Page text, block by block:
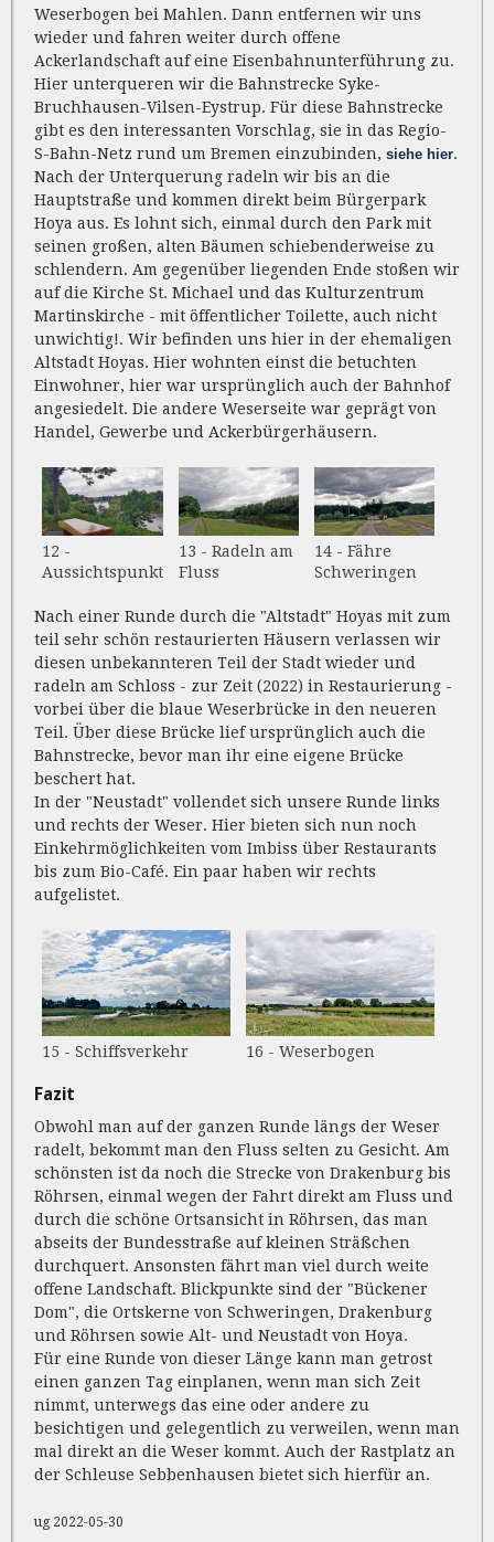
Weserbogen bei Mahlen. Dann entfernen wir uns
wieder und fahren weiter durch offene
Ackerlandschaft auf eine Eisenbahnunterführung zu.
Hier unterqueren wir die Bahnstrecke Syke-
Bruchhausen-Vilsen-Eystrup. Für diese Bahnstrecke
gibt es den interessanten Vorschlag, sie in das Regio-
S-Bahn-Netz rund um Bremen einzubinden, siehe hier.
Nach der Unterquerung radeln wir bis an die
Hauptstraße und kommen direkt beim Bürgerpark
Hoya aus. Es lohnt sich, einmal durch den Park mit
seinen großen, alten Bäumen schiebenderweise zu
schlendern. Am gegenüber liegenden Ende stoßen wir
auf die Kirche St. Michael und das Kulturzentrum
Martinskirche - mit öffentlicher Toilette, auch nicht
unwichtig!. Wir befinden uns hier in der ehemaligen
Altstadt Hoyas. Hier wohnten einst die betuchten
Einwohner, hier war ursprünglich auch der Bahnhof
angesiedelt. Die andere Weserseite war geprägt von
Handel, Gewerbe und Ackerbürgerhäusern.
12 -
Aussichtspunkt
13 - Radeln am
Fluss
14 - Fähre
Schweringen
Nach einer Runde durch die "Altstadt" Hoyas mit zum
teil sehr schön restaurierten Häusern verlassen wir
diesen unbekannteren Teil der Stadt wieder und
radeln am Schloss - zur Zeit (2022) in Restaurierung -
vorbei über die blaue Weserbrücke in den neueren
Teil. Über diese Brücke lief ursprünglich auch die
Bahnstrecke, bevor man ihr eine eigene Brücke
beschert hat.
In der "Neustadt" vollendet sich unsere Runde links
und rechts der Weser. Hier bieten sich nun noch
Einkehrmöglichkeiten vom Imbiss über Restaurants
bis zum Bio-Café. Ein paar haben wir rechts
aufgelistet.
15 - Schiffsverkehr 16 - Weserbogen
Fazit
Obwohl man auf der ganzen Runde längs der Weser
radelt, bekommt man den Fluss selten zu Gesicht. Am
schönsten ist da noch die Strecke von Drakenburg bis
Röhrsen, einmal wegen der Fahrt direkt am Fluss und
durch die schöne Ortsansicht in Röhrsen, das man
abseits der Bundesstraße auf kleinen Sträßchen
durchquert. Ansonsten fährt man viel durch weite
offene Landschaft. Blickpunkte sind der "Bückener
Dom", die Ortskerne von Schweringen, Drakenburg
und Röhrsen sowie Alt- und Neustadt von Hoya.
Für eine Runde von dieser Länge kann man getrost
einen ganzen Tag einplanen, wenn man sich Zeit
nimmt, unterwegs das eine oder andere zu
besichtigen und gelegentlich zu verweilen, wenn man
mal direkt an die Weser kommt. Auch der Rastplatz an
der Schleuse Sebbenhausen bietet sich hierfür an.
ug 2022-05-30